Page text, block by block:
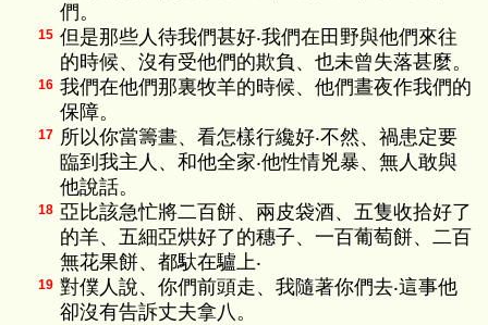
們。
15 但是那些人待我們甚好‧我們在田野與他們來往
的時候、沒有受他們的欺負、也未曾失落甚麼。
16 我們在他們那裏牧羊的時候、他們晝夜作我們的
保障。
17 所以你當籌畫、看怎樣行纔好‧不然、禍患定要
臨到我主人、和他全家‧他性情兇暴、無人敢與
他說話。
18 亞比該急忙將二百餅、兩皮袋酒、五隻收拾好了
的羊、五細亞烘好了的穗子、一百葡萄餅、二百
無花果餅、都馱在驢上‧
19 對僕人說、你們前頭走、我隨著你們去‧這事他
卻沒有告訴丈夫拿八。